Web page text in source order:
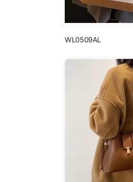
WL0509AL